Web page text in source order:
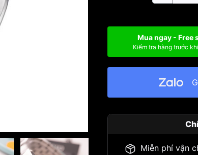
Mua ngay - Free
Kiểm tra hàng trước
Miễn phí vận